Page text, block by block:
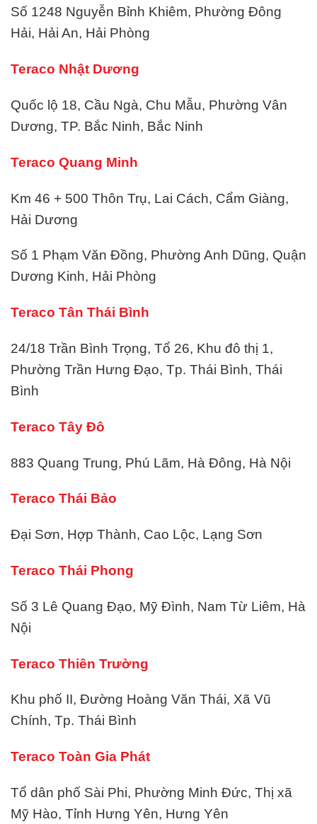
Số 1248 Nguyễn Bỉnh Khiêm, Phường Đông
Hải, Hải An, Hải Phòng
Teraco Nhật Dương
Quốc lộ 18, Cầu Ngà, Chu Mẫu, Phường Vân
Dương, TP. Bắc Ninh, Bắc Ninh
Teraco Quang Minh
Km 46 + 500 Thôn Trụ, Lai Cách, Cẩm Giàng,
Hải Dương
Số 1 Phạm Văn Đồng, Phường Anh Dũng, Quận
Dương Kinh, Hải Phòng
Teraco Tân Thái Bình
24/18 Trần Bình Trọng, Tổ 26, Khu đô thị 1,
Phường Trần Hưng Đạo, Tp. Thái Bình, Thái
Bình
Teraco Tây Đô
883 Quang Trung, Phú Lãm, Hà Đông, Hà Nội
Teraco Thái Bảo
Đại Sơn, Hợp Thành, Cao Lộc, Lạng Sơn
Teraco Thái Phong
Số 3 Lê Quang Đạo, Mỹ Đình, Nam Từ Liêm, Hà
Nội
Teraco Thiên Trường
Khu phố II, Đường Hoàng Văn Thái, Xã Vũ
Chính, Tp. Thái Bình
Teraco Toàn Gia Phát
Tổ dân phố Sài Phi, Phường Minh Đức, Thị xã
Mỹ Hào, Tỉnh Hưng Yên, Hưng Yên